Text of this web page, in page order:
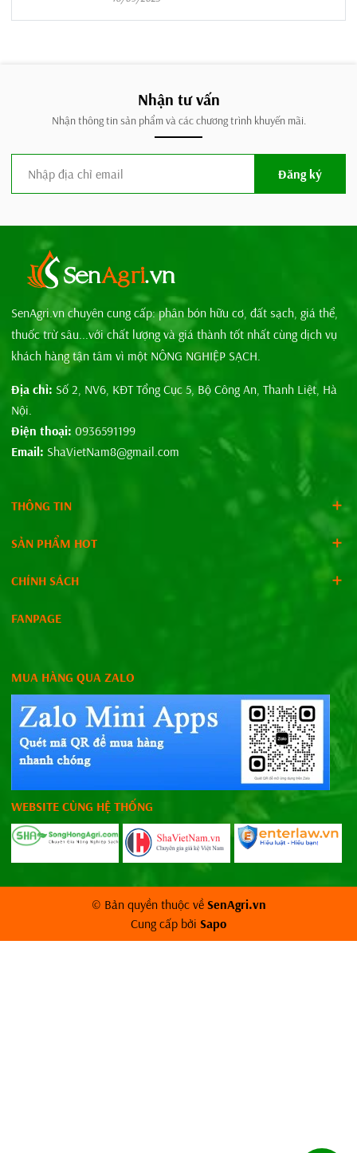
Nhận tư vấn
Nhận thông tin sản phẩm và các chương trình khuyến mãi.
Đăng ký
SenAgri.vn chuyên cung cấp: phân bón hữu cơ, đất sạch, giá thể,
thuốc trừ sâu...với chất lượng và giá thành tốt nhất cùng dịch vụ
khách hàng tận tâm vì một NÔNG NGHIỆP SẠCH.
Địa chỉ: Số 2, NV6, KĐT Tổng Cục 5, Bộ Công An, Thanh Liệt, Hà
Nội.
Điện thoại: 0936591199
Email: ShaVietNam8@gmail.com
THÔNG TIN
SẢN PHẨM HOT
CHÍNH SÁCH
FANPAGE
MUA HÀNG QUA ZALO
WEBSITE CÙNG HỆ THỐNG
© Bản quyền thuộc về SenAgri.vn
Cung cấp bởi Sapo